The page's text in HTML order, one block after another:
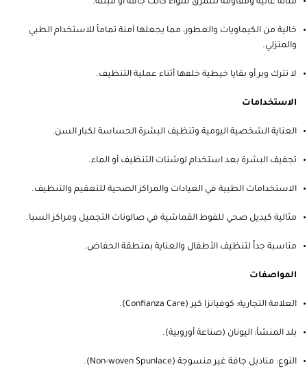
خالية من الكيماويات والعطور، مما يجعلها آمنة تماماً للاستخدام الطبي
والمنزلي.
لا تترك وبر أو بقايا خيطية خلفها أثناء عملية التنظيف.
الاستخدامات
العناية الشخصية اليومية وتنظيف البشرة الحساسة لكبار السن.
تجفيف البشرة بعد استخدام لوشنات التنظيف أو الماء.
الاستخدامات الطبية في العيادات والمراكز الصحية للتعقيم والتنظيف.
مثالية كبديل صحي للفوط القماشية في صالونات التجميل ومراكز السبا.
مناسبة جداً لتنظيف الأطفال والعناية بمنطقة الحفاض.
المواصفات
العلامة التجارية: كوفيانزا كير (Confianza Care).
بلد المنشأ: اليونان (صناعة أوروبية).
النوع: مناديل جافة غير منسوجة (Non-woven Spunlace).